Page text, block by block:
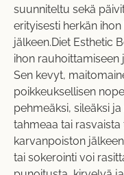
suunniteltu sekä
erityisesti herkän
jälkeen.Diet Esthetic
ihon rauhoittamiseen
Sen kevyt,
poikkeuksellisen
pehmeäksi, sileäksi
tahmeaa tai rasvaista
karvanpoiston
tai sokerointi voi